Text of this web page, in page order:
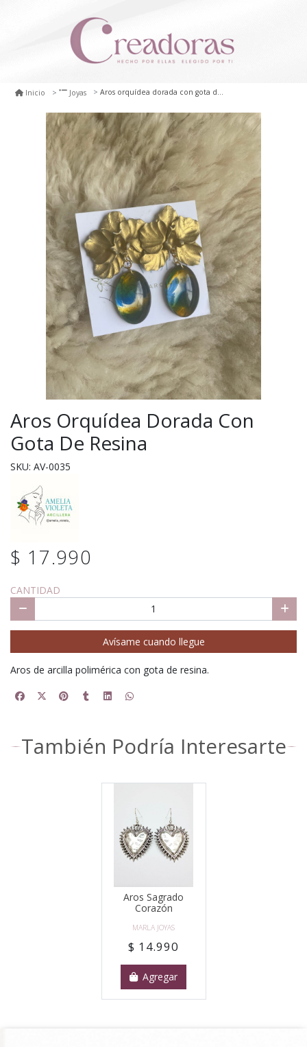
Inicio Joyas Aros orquídea dorada con gota de resina
Aros Orquídea Dorada Con
Gota De Resina
SKU: AV-0035
$ 17.990
CANTIDAD
Avísame cuando llegue
Aros de arcilla polimérica con gota de resina.
También Podría Interesarte
Aros Sagrado
Corazón
MARLA JOYAS
$ 14.990
Agregar